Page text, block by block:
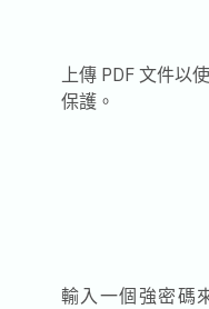
上傳 PDF 文件以
保護。
輸入一個強密碼